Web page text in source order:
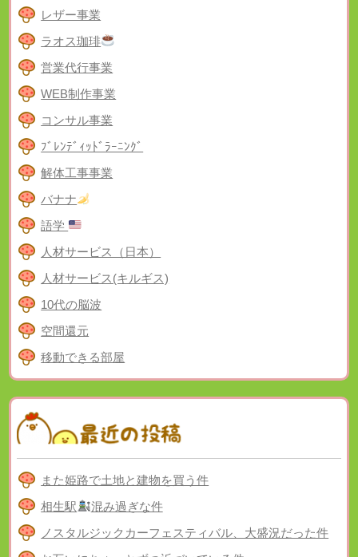
レザー事業
ラオス珈琲
営業代行事業
WEB制作事業
コンサル事業
ﾌﾞﾚﾝﾃﾞｨｯﾄﾞﾗｰﾆﾝｸﾞ
解体工事事業
バナナ
語学
人材サービス（日本）
人材サービス(キルギス)
10代の脳波
空間還元
移動できる部屋
また姫路で土地と建物を買う件
相生駅
混み過ぎな件
ノスタルジックカーフェスティバル、大盛況だった件